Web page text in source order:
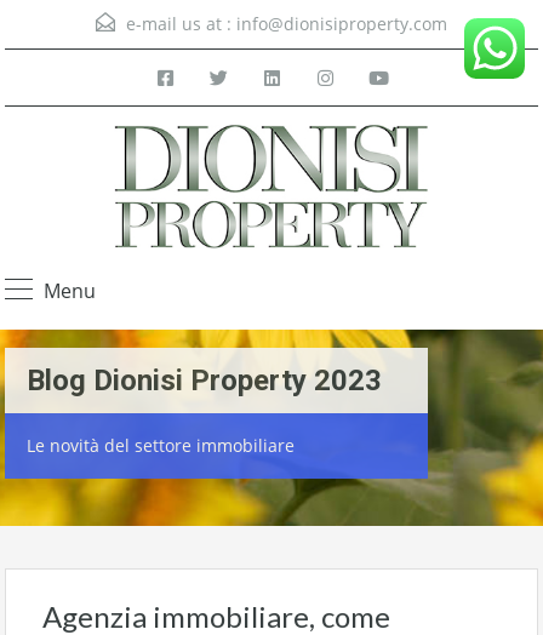
e-mail us at : info@dionisiproperty.com
Menu
Blog Dionisi Property 2023
Le novità del settore immobiliare
Agenzia immobiliare, come